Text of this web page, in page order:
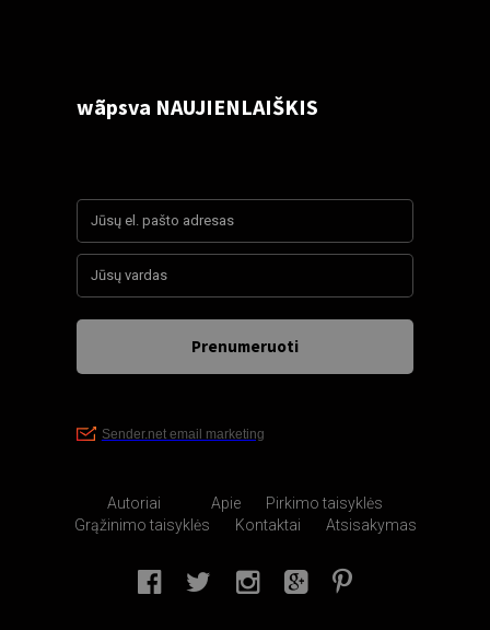
Autoriai Apie
Pirkimo taisyklės
Grąžinimo taisyklės
Kontaktai Atsisakymas